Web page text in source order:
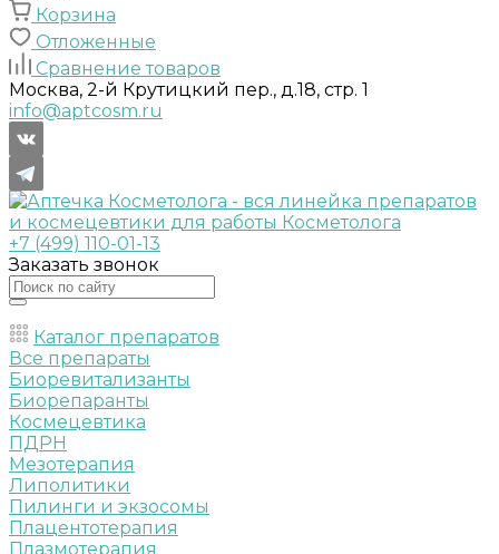
Корзина
Отложенные
Сравнение товаров
Москва, 2-й Крутицкий пер., д.18, стр. 1
info@aptcosm.ru
+7 (499) 110-01-13
Заказать звонок
Каталог препаратов
Все препараты
Биоревитализанты
Биорепаранты
Космецевтика
ПДРН
Мезотерапия
Липолитики
Пилинги и экзосомы
Плацентотерапия
Плазмотерапия